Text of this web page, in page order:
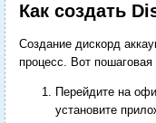
Как создать
Создание дискорд
процесс. Вот пошаговая
Перейдите на
установите